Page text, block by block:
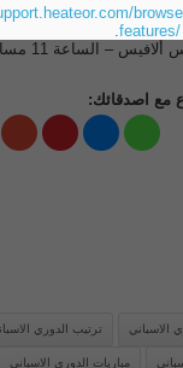
– الساعة 11 مساء
مع اصدقائك:
الاسباني ترتيب الدوري
مباريات الدوري الاسباني
features/